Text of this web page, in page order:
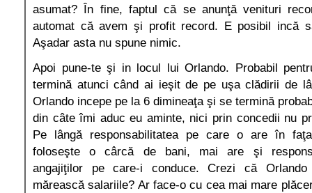
asumat? În fine, faptul că se anunţă venituri
automat că avem şi profit record. E posibil incă
Aşadar asta nu spune nimic.
Apoi pune-te şi in locul lui Orlando. Probabil
termină atunci când ai ieşit de pe uşa clădirii de
Orlando incepe pe la 6 dimineaţa şi se termină
din câte îmi aduc eu aminte, nici prin concedii nu
Pe lângă responsabilitatea pe care o are în
foloseşte o cârcă de bani, mai are şi
angajiţilor pe care-i conduce. Crezi că
mărească salariile? Ar face-o cu cea mai mare